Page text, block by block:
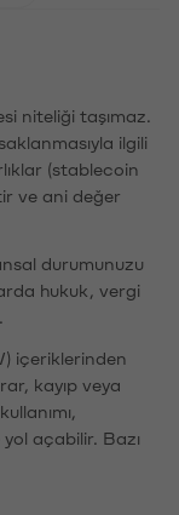
niteliği taşımaz.
ilgili
(stablecoin
ve ani değer
durumunuzu
hukuk, vergi
içeriklerinden
kayıp veya
yol açabilir. Bazı